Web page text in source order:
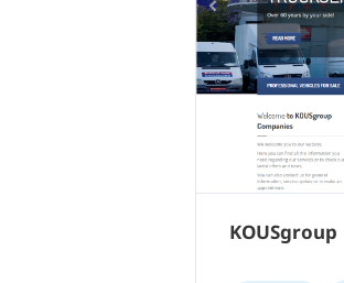
KOUSgroup